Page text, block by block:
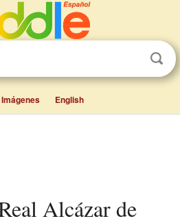
Imágenes English